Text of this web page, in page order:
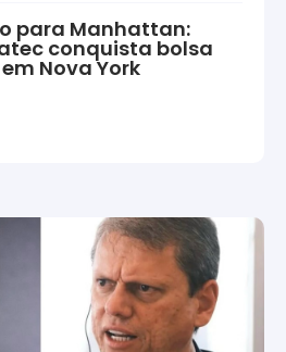
para Manhattan:
conquista bolsa
Nova York